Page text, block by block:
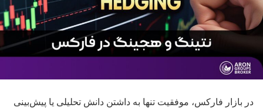
در بازار فارکس، موفقیت تنها به داشتن دانش تحلیلی یا پیش‌بینی